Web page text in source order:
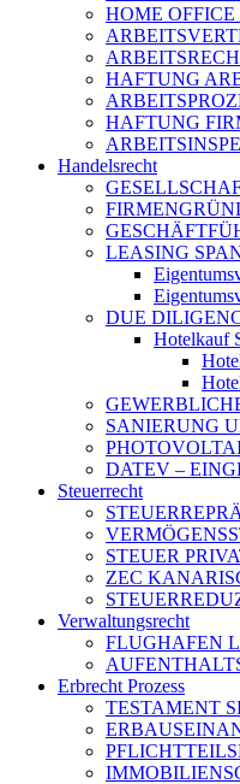
HOME
HAFTUNG
HAFTUNG
Handelsrecht
LEASING
DUE
Hotelkauf
SANIERUNG
DATEV –
Steuerrecht
STEUER
ZEC
Verwaltungsrecht
FLUGHAFEN
Erbrecht Prozess
TESTAMENT